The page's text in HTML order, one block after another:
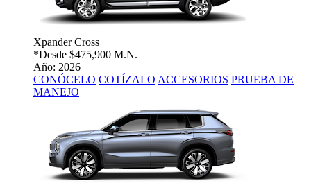
Xpander Cross
*Desde $475,900 M.N.
Año: 2026
CONÓCELO COTÍZALO ACCESORIOS PRUEBA DE
MANEJO